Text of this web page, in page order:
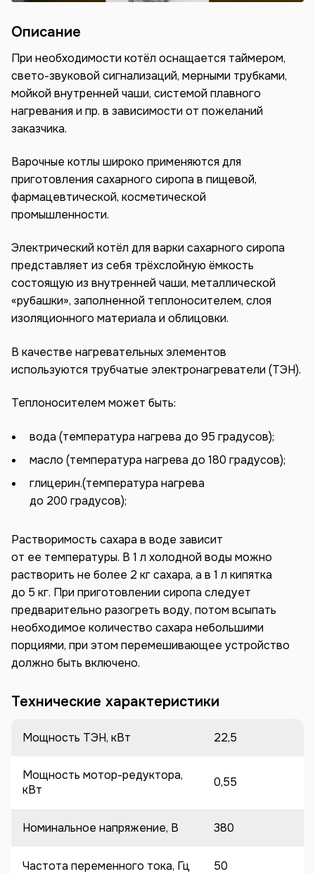
Описание
При необходимости котёл оснащается таймером,
свето-звуковой сигнализаций, мерными трубками,
мойкой внутренней чаши, системой плавного
нагревания и пр. в зависимости от пожеланий
заказчика.
Варочные котлы широко применяются для
приготовления сахарного сиропа в пищевой,
фармацевтической, косметической
промышленности.
Электрический котёл для варки сахарного сиропа
представляет из себя трёхслойную ёмкость
состоящую из внутренней чаши, металлической
«рубашки», заполненной теплоносителем, слоя
изоляционного материала и облицовки.
В качестве нагревательных элементов
используются трубчатые электронагреватели (ТЭН).
Теплоносителем может быть:
вода (температура нагрева до 95 градусов);
масло (температура нагрева до 180 градусов);
глицерин.(температура нагрева
до 200 градусов);
Растворимость сахара в воде зависит
от ее температуры. В 1 л холодной воды можно
растворить не более 2 кг сахара, а в 1 л кипятка
до 5 кг. При приготовлении сиропа следует
предварительно разогреть воду, потом всыпать
необходимое количество сахара небольшими
порциями, при этом перемешивающее устройство
должно быть включено.
Технические характеристики
Мощность ТЭН, кВт 22,5
Мощность мотор-редуктора,
кВт
0,55
Номинальное напряжение, В 380
Частота переменного тока, Гц 50